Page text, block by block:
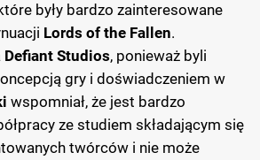
były bardzo zainteresowane
Lords of the Fallen.
Defiant Studios, ponieważ byli
gry i doświadczeniem w
wspomniał, że jest bardzo
ze studiem składającym się
twórców i nie może